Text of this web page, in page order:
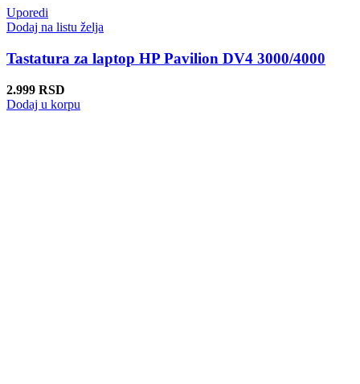
Uporedi
Dodaj na listu želja
Tastatura za laptop HP Pavilion DV4 3000/4000
2.999 RSD
Dodaj u korpu